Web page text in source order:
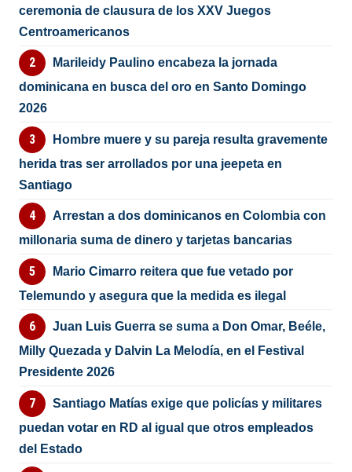
ceremonia de clausura de los XXV Juegos
Centroamericanos
Marileidy Paulino encabeza la jornada
dominicana en busca del oro en Santo Domingo
2026
Hombre muere y su pareja resulta gravemente
herida tras ser arrollados por una jeepeta en
Santiago
Arrestan a dos dominicanos en Colombia con
millonaria suma de dinero y tarjetas bancarias
Mario Cimarro reitera que fue vetado por
Telemundo y asegura que la medida es ilegal
Juan Luis Guerra se suma a Don Omar, Beéle,
Milly Quezada y Dalvin La Melodía, en el Festival
Presidente 2026
Santiago Matías exige que policías y militares
puedan votar en RD al igual que otros empleados
del Estado